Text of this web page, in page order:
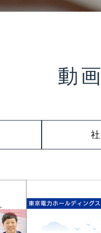
動